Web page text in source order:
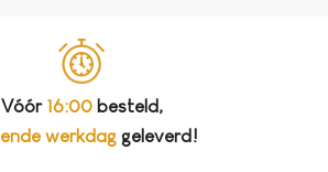
Vóór 16:00besteld,
werkdaggeleverd!